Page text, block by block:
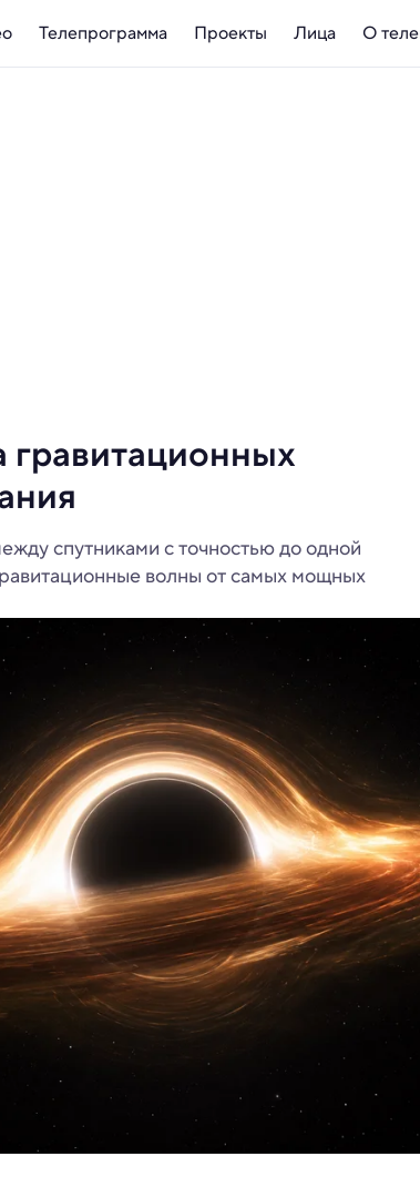
Телепрограмма Проекты Лица О
гравитационных
спутниками с точностью до одной
волны от самых мощных